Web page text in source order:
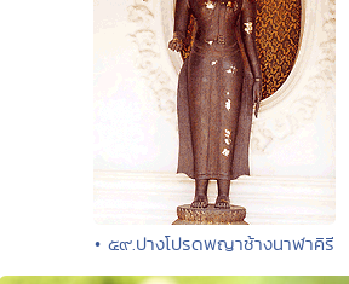
• ๕๙.ปางโปรดพญาช้างนาฬาคิรี